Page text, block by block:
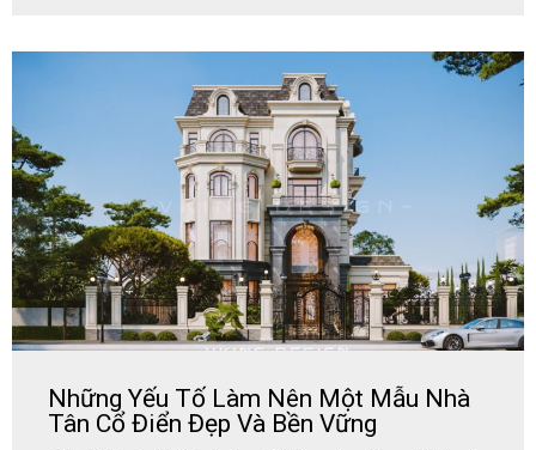
Những Yếu Tố Làm Nên Một Mẫu Nhà
Tân Cổ Điển Đẹp Và Bền Vững